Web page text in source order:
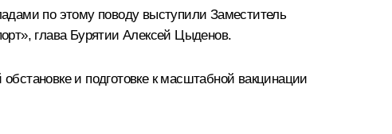
по этому поводу выступили Заместитель
глава БурятииАлексей Цыденов.
и подготовке к масштабной вакцинации